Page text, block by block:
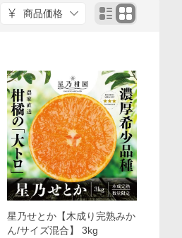
商品価格
星乃せとか【木成り完熟みか
ん/サイズ混合】 3kg